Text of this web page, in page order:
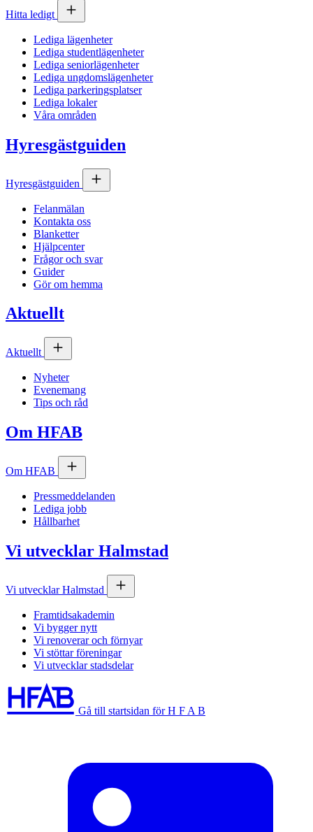
Hitta ledigt
Lediga lägenheter
Lediga studentlägenheter
Lediga seniorlägenheter
Lediga ungdomslägenheter
Lediga parkeringsplatser
Lediga lokaler
Våra områden
Hyresgästguiden
Hyresgästguiden
Felanmälan
Kontakta oss
Blanketter
Hjälpcenter
Frågor och svar
Guider
Gör om hemma
Aktuellt
Aktuellt
Nyheter
Evenemang
Tips och råd
Om HFAB
Om HFAB
Pressmeddelanden
Lediga jobb
Hållbarhet
Vi utvecklar Halmstad
Vi utvecklar Halmstad
Framtidsakademin
Vi bygger nytt
Vi renoverar och förnyar
Vi stöttar föreningar
Vi utvecklar stadsdelar
Gå till startsidan för H F A B